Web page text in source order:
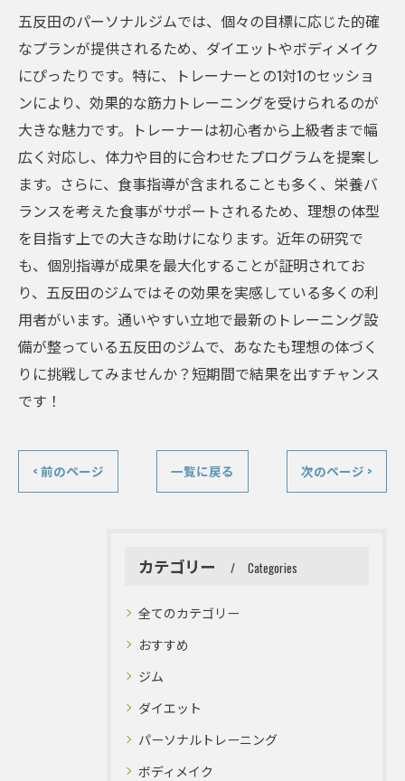
五反田のパーソナルジムでは、個々の目標に応じた的確
なプランが提供されるため、ダイエットやボディメイク
にぴったりです。特に、トレーナーとの1対1のセッショ
ンにより、効果的な筋力トレーニングを受けられるのが
大きな魅力です。トレーナーは初心者から上級者まで幅
広く対応し、体力や目的に合わせたプログラムを提案し
ます。さらに、食事指導が含まれることも多く、栄養バ
ランスを考えた食事がサポートされるため、理想の体型
を目指す上での大きな助けになります。近年の研究で
も、個別指導が成果を最大化することが証明されてお
り、五反田のジムではその効果を実感している多くの利
用者がいます。通いやすい立地で最新のトレーニング設
備が整っている五反田のジムで、あなたも理想の体づく
りに挑戦してみませんか？短期間で結果を出すチャンス
です！
< 前のページ 一覧に戻る 次のページ >
カテゴリー Categories
全てのカテゴリー
おすすめ
ジム
ダイエット
パーソナルトレーニング
ボディメイク